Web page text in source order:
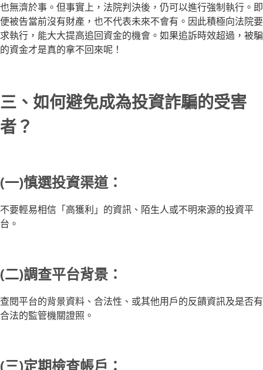
也無濟於事。但事實上，法院判決後，仍可以進行強制執行。即
便被告當前沒有財產，也不代表未來不會有。因此積極向法院要
求執行，能大大提高追回資金的機會。如果追訴時效超過，被騙
的資金才是真的拿不回來呢！
三、如何避免成為投資詐騙的受害
者？
(一)慎選投資渠道：
不要輕易相信「高獲利」的資訊、陌生人或不明來源的投資平
台。
(二)調查平台背景：
查閱平台的背景資料、合法性、或其他用戶的反饋資訊及是否有
合法的監管機關證照。
(三)定期檢查帳戶：